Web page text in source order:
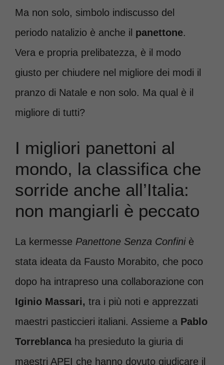
Ma non solo, simbolo indiscusso del
periodo natalizio è anche il panettone.
Vera e propria prelibatezza, è il modo
giusto per chiudere nel migliore dei modi il
pranzo di Natale e non solo. Ma qual è il
migliore di tutti?
I migliori panettoni al
mondo, la classifica che
sorride anche all’Italia:
non mangiarli è peccato
La kermesse Panettone Senza Confiniè
stata ideata da Fausto Morabito, che poco
dopo ha intrapreso una collaborazione con
Iginio Massari, tra i più noti e apprezzati
maestri pasticcieri italiani. Assieme a Pablo
Torreblanca ha presieduto la giuria di
maestri APEI che hanno dovuto giudicare il